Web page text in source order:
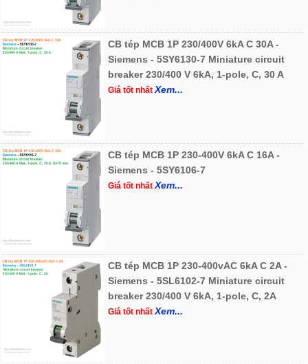
CB tép MCB 1P 230/400V 6kA C 30A -
Siemens - 5SY6130-7 Miniature circuit
breaker 230/400 V 6kA, 1-pole, C, 30 A
Giá tốt nhấtXem...
CB tép MCB 1P 230-400V 6kA C 16A -
Siemens - 5SY6106-7
Giá tốt nhấtXem...
CB tép MCB 1P 230-400vAC 6kA C 2A -
Siemens - 5SL6102-7 Miniature circuit
breaker 230/400 V 6kA, 1-pole, C, 2A
Giá tốt nhấtXem...